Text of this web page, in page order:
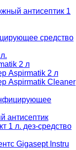
антисептик 1
средство
2 л
Aspirmatik 2 л
Aspirmatik Cleaner
антисептик
1 л. дез-средство
Gigasept Instru